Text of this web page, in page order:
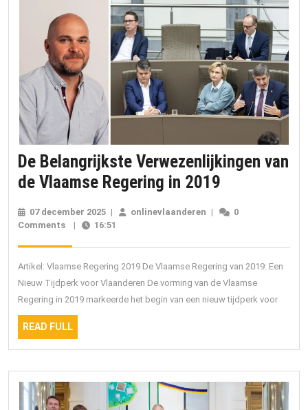
De Belangrijkste Verwezenlijkingen van
de Vlaamse Regering in 2019
van
de
Vlaamse
Regering
2019
07 december 2025 07
december
| onlinevlaanderen onlinevlaanderen
|
0
Comments
| 16:51
Artikel: Vlaamse Regering 2019 De Vlaamse Regering van 2019: Een
Nieuw Tijdperk voor Vlaanderen De vorming van de Vlaamse
Regering in 2019 markeerde het begin van een nieuw tijdperk voor
READ FULLREAD
FULL